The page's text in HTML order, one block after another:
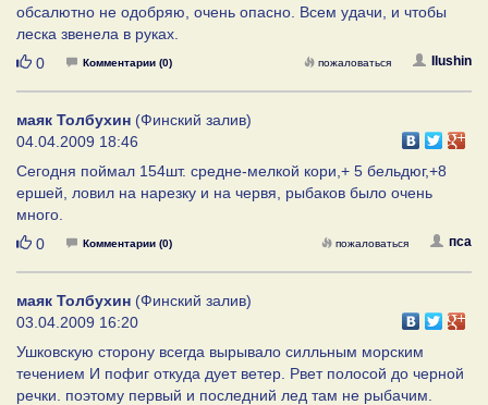
обсалютно не одобряю, очень опасно. Всем удачи, и чтобы
леска звенела в руках.
Нравится
0 Комментарии (0) Ilushin
пожаловаться
маяк Толбухин (Финский залив)
04.04.2009 18:46
Сегодня поймал 154шт. средне-мелкой кори,+ 5 бельдюг,+8
ершей, ловил на нарезку и на червя, рыбаков было очень
много.
Нравится
0 Комментарии (0) пса
пожаловаться
маяк Толбухин (Финский залив)
03.04.2009 16:20
Ушковскую сторону всегда вырывало силльным морским
течением И пофиг откуда дует ветер. Рвет полосой до черной
речки. поэтому первый и последний лед там не рыбачим.